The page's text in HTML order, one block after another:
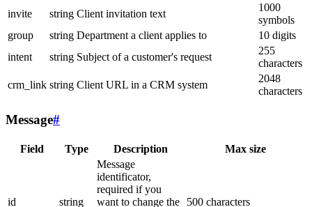
invite
string Client invitation text
1000
symbols
group
string Department a client applies to
10 digits
intent
string Subject of a customer's request
255
characters
crm_link string Client URL in a CRM system
2048
characters
Message#
Field Type Description Max size
id string
Message
identificator,
required if you
want to change the
500 characters